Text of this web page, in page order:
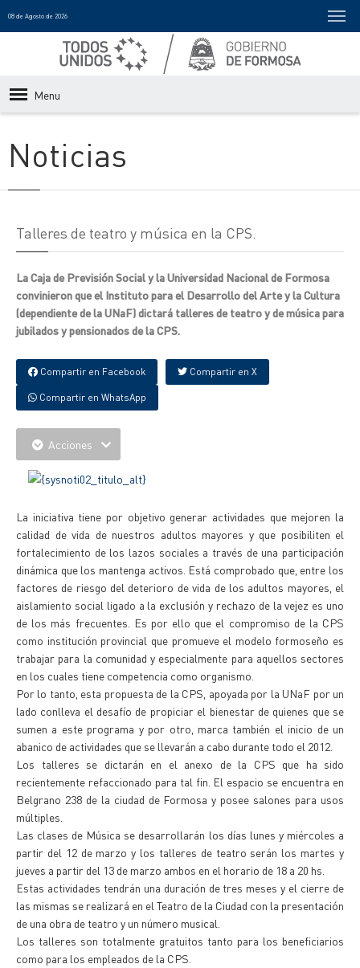
08 de Agosto de 2026
Menu
Noticias
Talleres de teatro y música en la CPS.
La Caja de Previsión Social y la Universidad Nacional de Formosa
convinieron que el Instituto para el Desarrollo del Arte y la Cultura
(dependiente de la UNaF) dictará talleres de teatro y de música para
jubilados y pensionados de la CPS.
Compartir en Facebook Compartir en X
Compartir en WhatsApp
Acciones
La iniciativa tiene por objetivo generar actividades que mejoren la
calidad de vida de nuestros adultos mayores y que posibiliten el
fortalecimiento de los lazos sociales a través de una participación
dinámica que los mantenga activos. Está comprobado que, entre los
factores de riesgo del deterioro de vida de los adultos mayores, el
aislamiento social ligado a la exclusión y rechazo de la vejez es uno
de los más frecuentes. Es por ello que el compromiso de la CPS
como institución provincial que promueve el modelo formoseño es
trabajar para la comunidad y especialmente para aquellos sectores
en los cuales tiene competencia como organismo.
Por lo tanto, esta propuesta de la CPS, apoyada por la UNaF por un
lado conlleva el desafío de propiciar el bienestar de quienes que se
sumen a este programa y por otro, marca también el inicio de un
abanico de actividades que se llevarán a cabo durante todo el 2012.
Los talleres se dictarán en el anexo de la CPS que ha sido
recientemente refaccionado para tal fin. El espacio se encuentra en
Belgrano 238 de la ciudad de Formosa y posee salones para usos
múltiples.
Las clases de Música se desarrollarán los días lunes y miércoles a
partir del 12 de marzo y los talleres de teatro serán los martes y
jueves a partir del 13 de marzo ambos en el horario de 18 a 20 hs.
Estas actividades tendrán una duración de tres meses y el cierre de
las mismas se realizará en el Teatro de la Ciudad con la presentación
de una obra de teatro y un número musical.
Los talleres son totalmente gratuitos tanto para los beneficiarios
como para los empleados de la CPS.